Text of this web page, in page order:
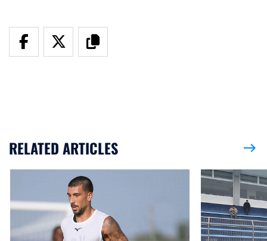
RELATED ARTICLES east